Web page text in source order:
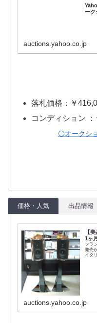
ーク
auctions.yahoo.co.jp
落札価格：￥
コンディション
⚪️オークシ
価格・人気 出品情報
【
1ヶ
フラ
発売
イタ
auctions.yahoo.co.jp